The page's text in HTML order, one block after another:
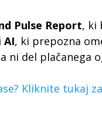
Pulse Report, ki
AI, ki prepozna
ni del plačanega
Kliknite tukaj